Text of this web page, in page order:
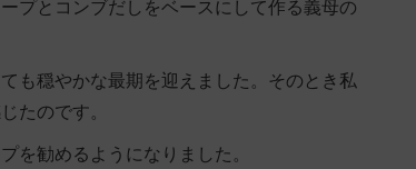
プとコンブだしをベースにして作る義母の
も穏やかな最期を迎えました。そのとき私
たのです。
を勧めるようになりました。